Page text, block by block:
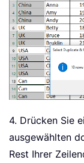
4. Drücken Sie
ausgewählten
Rest Ihrer